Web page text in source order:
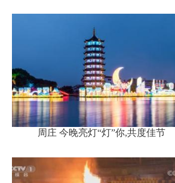
周庄 今晚亮灯“灯”你,共度佳节